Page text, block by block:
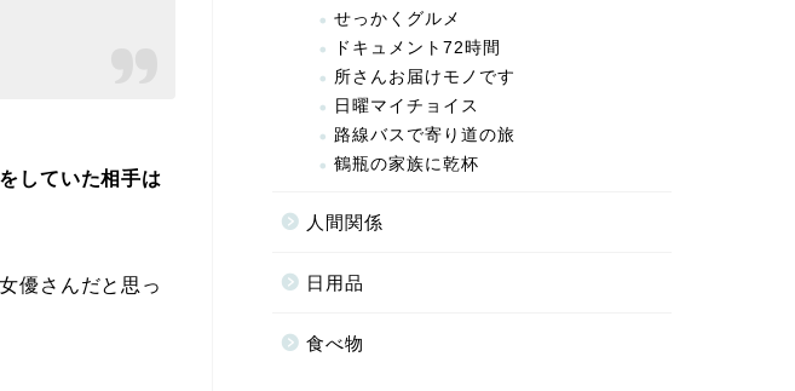
していた相手は
優さんだと思っ
せっかくグルメ
ドキュメント72時間
所さんお届けモノです
日曜マイチョイス
路線バスで寄り道の旅
鶴瓶の家族に乾杯
人間関係
日用品
食べ物